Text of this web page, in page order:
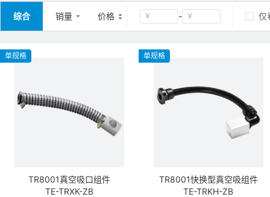
综合 销量 价格 ￥ - ￥ 仅
TR8001真空吸口组件
TE-TRXK-ZB
单规格
TR8001快换型真空吸组件
TE-TRKH-ZB
单规格